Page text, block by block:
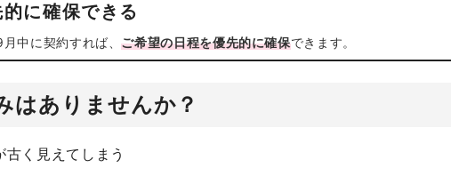
に確保できる
中に契約すれば、ご希望の日程を優先的に確保できます。
はありませんか？
く見えてしまう